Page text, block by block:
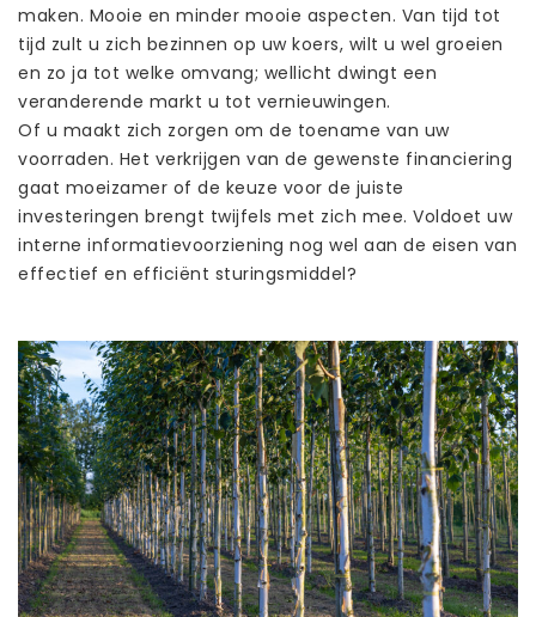
maken. Mooie en minder mooie aspecten. Van tijd tot
tijd zult u zich bezinnen op uw koers, wilt u wel groeien
en zo ja tot welke omvang; wellicht dwingt een
veranderende markt u tot vernieuwingen.
Of u maakt zich zorgen om de toename van uw
voorraden. Het verkrijgen van de gewenste financiering
gaat moeizamer of de keuze voor de juiste
investeringen brengt twijfels met zich mee. Voldoet uw
interne informatievoorziening nog wel aan de eisen van
effectief en efficiënt sturingsmiddel?